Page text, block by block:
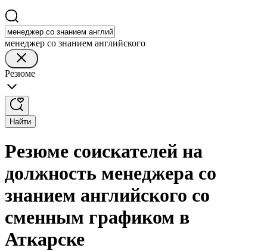
менеджер со знанием английского
Резюме
Найти
Резюме соискателей на
должность менеджера со
знанием английского со
сменным графиком в
Аткарске